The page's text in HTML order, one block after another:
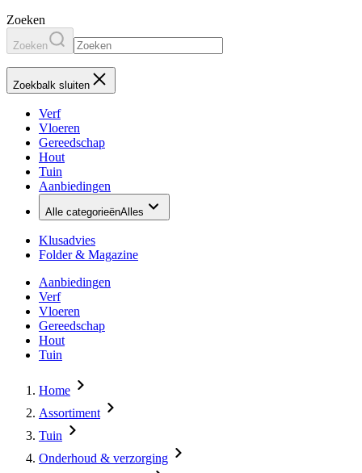
Zoeken
Zoeken
Zoekbalk sluiten
Verf
Vloeren
Gereedschap
Hout
Tuin
Aanbiedingen
Alle categorieënAlles
Klusadvies
Folder & Magazine
Aanbiedingen
Verf
Vloeren
Gereedschap
Hout
Tuin
Home
Assortiment
Tuin
Onderhoud & verzorging